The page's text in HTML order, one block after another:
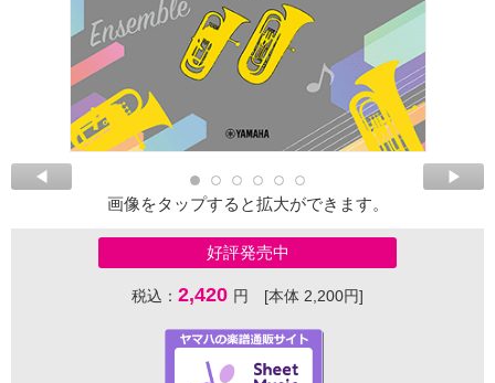
画像をタップすると拡大ができます。
好評発売中
税込： 2,420 円 [本体 2,200円]